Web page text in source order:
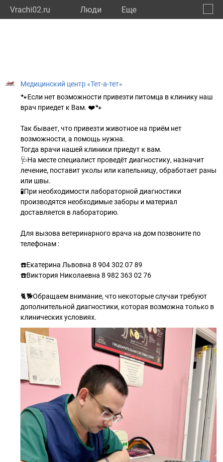
Vrachi02.ru Люди Eще
Медицинский центр «Тет-а-тет»
🐾Если нет возможности привезти питомца в клинику наш
врач приедет к Вам. ❤️🐾
Так бывает, что привезти животное на приём нет
возможности, а помощь нужна.
Тогда врачи нашей клиники приедут к вам.
🩺На месте специалист проведёт диагностику, назначит
лечение, поставит уколы или капельницу, обработает раны
или швы.
🧪При необходимости лабораторной диагностики
производятся необходимые заборы и материал
доставляется в лабораторию.
Для вызова ветеринарного врача на дом позвоните по
телефонам :
☎️Екатерина Львовна 8 904 302 07 89
☎️Виктория Николаевна 8 982 363 02 76
🐈🐕Обращаем внимание, что некоторые случаи требуют
дополнительной диагностики, которая возможна только в
клинических условиях.